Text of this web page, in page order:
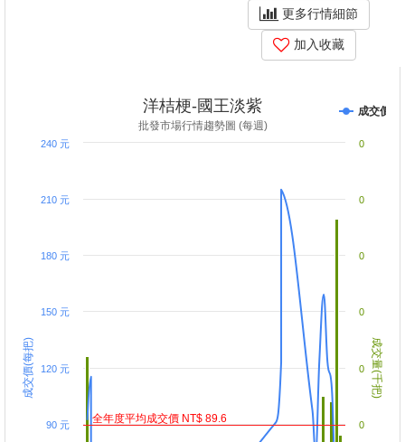
更多行情細節
加入收藏
成交價(每把) 成交量(千把)
洋桔梗-國王淡紫
批發市場行情趨勢圖 (每週)
成交價
90 元
120 元
150 元
180 元
210 元
240 元
0
0
0
0
0
0
全年度平均成交價 NT$ 89.6